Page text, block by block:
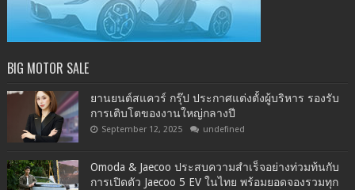
BIG MOTOR SALE
ยานยนต์สแควร์ กรุ๊ป ประกาศแต่งตั้งผู้บริหาร รองรับ
การเติบโตของงานใหญ่กลางปี
September 12, 2025 undefined
Omoda & Jaecoo ประสบความสำเร็จอย่างท่วมท้นกับ
การเปิดตัว Jaecoo 5 EV ในไทย พร้อมยอดจองรวมทุก